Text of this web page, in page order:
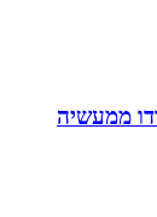
ממעשיה